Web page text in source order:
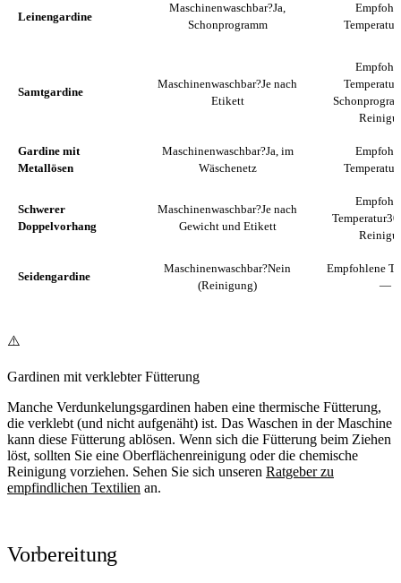
Leinengardine
Maschinenwaschbar?Ja,
Schonprogramm
Temperatur
Samtgardine
Maschinenwaschbar?Je nach
Etikett
Temperatur
Gardine mit
Metallösen
Maschinenwaschbar?Ja, im
Wäschenetz
Temperatur
Schwerer
Doppelvorhang
Maschinenwaschbar?Je nach
Gewicht und Etikett
Temperatur30
Seidengardine
Maschinenwaschbar?Nein
(Reinigung)
Empfohlene
—
⚠️
Gardinen mit verklebter Fütterung
Manche Verdunkelungsgardinen haben eine thermische Fütterung,
die verklebt (und nicht aufgenäht) ist. Das Waschen in der Maschine
kann diese Fütterung ablösen. Wenn sich die Fütterung beim Ziehen
löst, sollten Sie eine Oberflächenreinigung oder die chemische
Reinigung vorziehen. Sehen Sie sich unseren Ratgeber zu
empfindlichen Textilien an.
Vorbereitung